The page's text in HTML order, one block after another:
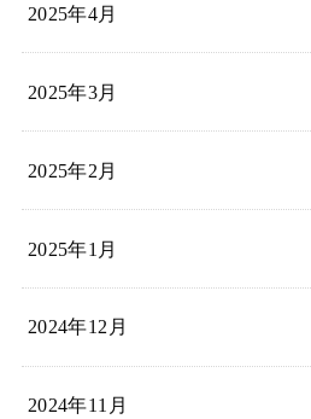
2025年4月
2025年3月
2025年2月
2025年1月
2024年12月
2024年11月